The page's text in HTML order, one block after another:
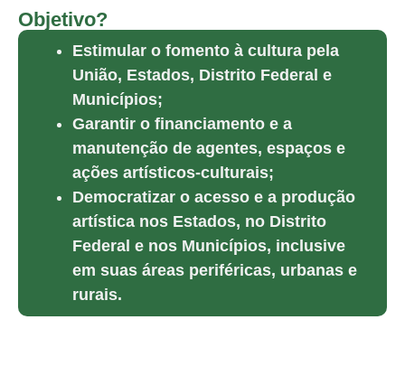
Objetivo?
Estimular o fomento à cultura pela
União, Estados, Distrito Federal e
Municípios;
Garantir o financiamento e a
manutenção de agentes, espaços e
ações artísticos-culturais;
Democratizar o acesso e a produção
artística nos Estados, no Distrito
Federal e nos Municípios, inclusive
em suas áreas periféricas, urbanas e
rurais.